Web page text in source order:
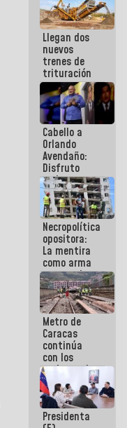
Llegan dos
nuevos
trenes de
trituración
para
optimizar
manejo de
escombros
en La Guaira
Cabello a
Orlando
Avendaño:
Disfruto
cada vez
que escribes
porque lo
que haces
es
embarrarla
Necropolítica
opositora:
La mentira
como arma
contra el
Pueblo
Metro de
Caracas
continúa
con los
trabajos de
mantenimiento
e inspección
en la Línea 2
Presidenta